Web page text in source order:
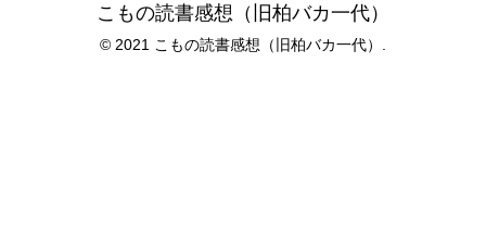
こもの読書感想（旧柏バカ一代）
© 2021 こもの読書感想（旧柏バカ一代）.